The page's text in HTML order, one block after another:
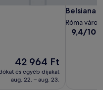
Az
ár
42 964 Ft
42 964 Ft
és egyéb díjakat
aug. 22. – aug. 23.
Belsiana
Belsiana
Róma
9.4
9,4/10